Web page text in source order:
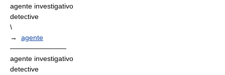
agente investigativo
detective
\
→ agente
————————
agente investigativo
detective